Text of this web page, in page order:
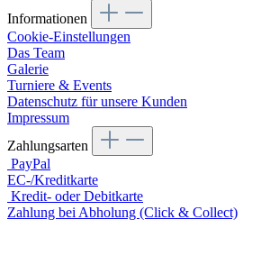
Informationen
Cookie-Einstellungen
Das Team
Galerie
Turniere & Events
Datenschutz für unsere Kunden
Impressum
Zahlungsarten
PayPal
EC-/Kreditkarte
Kredit- oder Debitkarte
Zahlung bei Abholung (Click & Collect)